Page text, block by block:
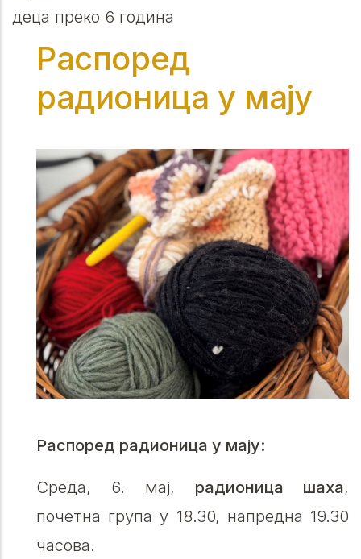
деца преко 6 година
Распоред
радионица у мају
Распоред радионица у мају:
Среда, 6. мај, радионица шаха,
почетна група у 18.30, напредна 19.30
часова.